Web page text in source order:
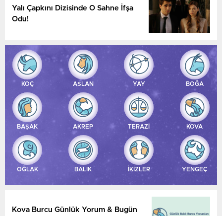
Yalı Çapkını Dizisinde O Sahne İfşa
Odu!
KOÇ ASLAN YAY BOĞA
BAŞAK AKREP TERAZİ KOVA
OĞLAK BALIK İKİZLER YENGEÇ
Kova Burcu Günlük Yorum & Bugün